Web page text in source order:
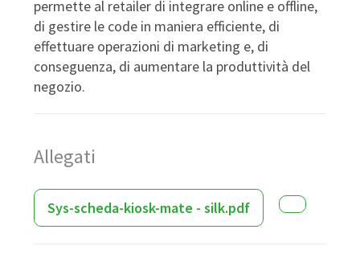
permette al retailer di integrare online e offline,
di gestire le code in maniera efficiente, di
effettuare operazioni di marketing e, di
conseguenza, di aumentare la produttività del
negozio.
Allegati
Sys-scheda-kiosk-mate - silk.pdf